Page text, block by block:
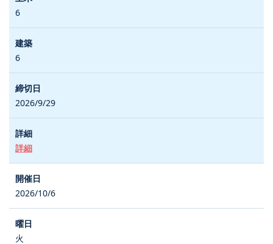
6
6
2026/9/29
詳細
2026/10/6
火